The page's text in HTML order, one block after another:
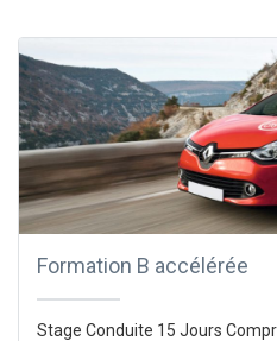
Formation B accélérée
Stage Conduite 15 Jours